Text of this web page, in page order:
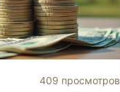
409 просмотров